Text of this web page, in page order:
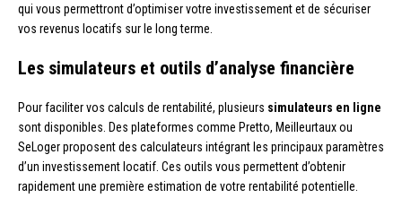
qui vous permettront d’optimiser votre investissement et de sécuriser
vos revenus locatifs sur le long terme.
Les simulateurs et outils d’analyse financière
Pour faciliter vos calculs de rentabilité, plusieurs simulateurs en ligne
sont disponibles. Des plateformes comme Pretto, Meilleurtaux ou
SeLoger proposent des calculateurs intégrant les principaux paramètres
d’un investissement locatif. Ces outils vous permettent d’obtenir
rapidement une première estimation de votre rentabilité potentielle.